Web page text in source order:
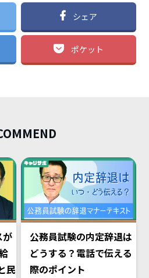
シェア
ポケット
が
民
公務員試験の内定辞退は
どうする？電話で伝える
際のポイント